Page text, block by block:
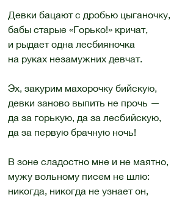
Девки бацают с дробью цыганочку,
бабы старые «Горько!» кричат,
и рыдает одна лесбияночка
на руках незамужних девчат.
Эх, закурим махорочку бийскую,
девки заново выпить не прочь —
да за горькую, да за лесбийскую,
да за первую брачную ночь!
В зоне сладостно мне и не маятно,
мужу вольному писем не шлю:
никогда, никогда не узнает он,